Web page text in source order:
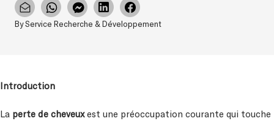
By Service Recherche & Développement
Introduction
La perte de cheveuxest une préoccupation courante qui touche